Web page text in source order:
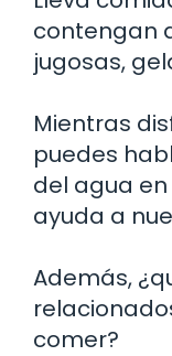
contengan
jugosas,
Mientras
puedes
del agua
ayuda a
Además,
comer?